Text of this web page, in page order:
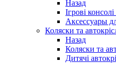
Назад
Ігрові
Аксессуары
Коляски та
Назад
Коляски та
Дитячі